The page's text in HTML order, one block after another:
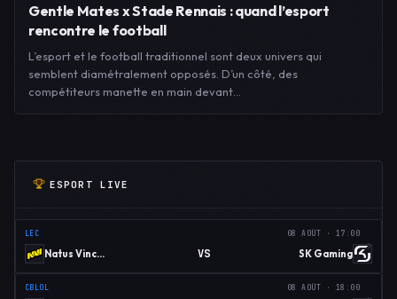
Gentle Mates x Stade Rennais : quand l’esport
rencontre le football
L’esport et le football traditionnel sont deux univers qui
semblent diamétralement opposés. D’un côté, des
compétiteurs manette en main devant…
ESPORT LIVE
LEC 08 AOÛT · 17:00
Natus Vincere VS SK Gaming
CBLOL 08 AOÛT · 18:00